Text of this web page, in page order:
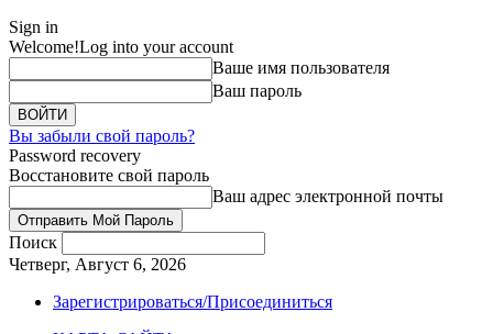
Sign in
Welcome!Log into your account
Ваше имя пользователя
Ваш пароль
Вы забыли свой пароль?
Password recovery
Восстановите свой пароль
Ваш адрес электронной почты
Поиск
Четверг, Август 6, 2026
Зарегистрироваться/Присоединиться